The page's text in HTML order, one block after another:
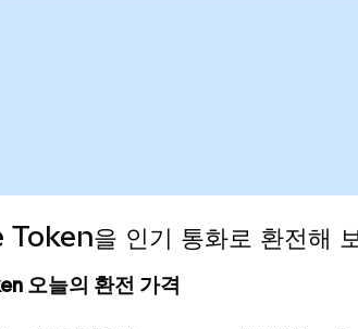
을 인기 통화로 환전해
오늘의 환전 가격